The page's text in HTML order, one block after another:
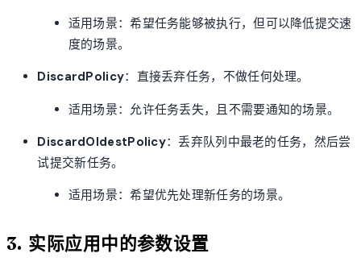
适用场景：希望任务能够被执行，但可以降低提交速
度的场景。
DiscardPolicy：直接丢弃任务，不做任何处理。
适用场景：允许任务丢失，且不需要通知的场景。
DiscardOldestPolicy：丢弃队列中最老的任务，然后尝
试提交新任务。
适用场景：希望优先处理新任务的场景。
3. 实际应用中的参数设置